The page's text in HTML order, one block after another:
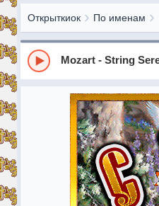
Открыткиок По именам
Mozart - String